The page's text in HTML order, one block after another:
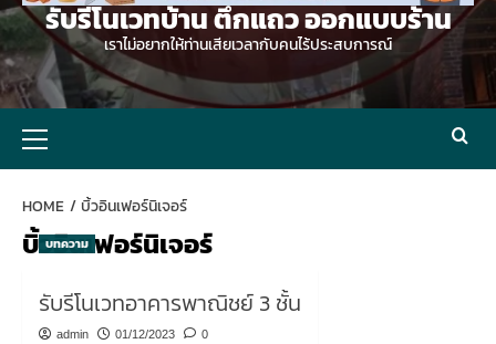
รับรีโนเวทบ้าน ตึกแถว ออกแบบร้าน
เราไม่อยากให้ท่านเสียเวลากับคนไร้ประสบการณ์
Menu
HOME บิ้วอินเฟอร์นิเจอร์
บิ้วอินเฟอร์นิเจอร์
บทความ
รับรีโนเวทอาคารพาณิชย์ 3 ชั้น
admin 01/12/2023 0